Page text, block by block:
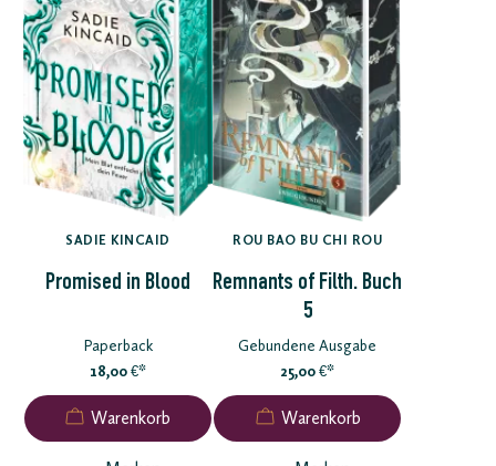
SADIE KINCAID
Promised in Blood
Paperback
18,00 €*
ROU BAO BU CHI ROU
Remnants of Filth. Buch
5
Gebundene Ausgabe
25,00€*